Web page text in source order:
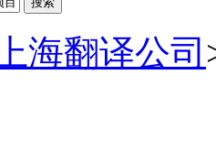
上海翻译公司